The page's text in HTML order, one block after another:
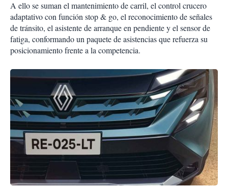
A ello se suman el mantenimiento de carril, el control crucero
adaptativo con función stop & go, el reconocimiento de señales
de tránsito, el asistente de arranque en pendiente y el sensor de
fatiga, conformando un paquete de asistencias que refuerza su
posicionamiento frente a la competencia.